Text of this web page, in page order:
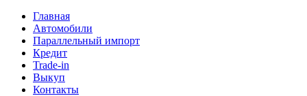
Главная
Автомобили
Параллельный импорт
Кредит
Trade-in
Выкуп
Контакты